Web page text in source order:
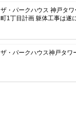
ザ・パークハウス 神戸タ
町1丁目計画 躯体工事は遂
ザ・パークハウス神戸タワ